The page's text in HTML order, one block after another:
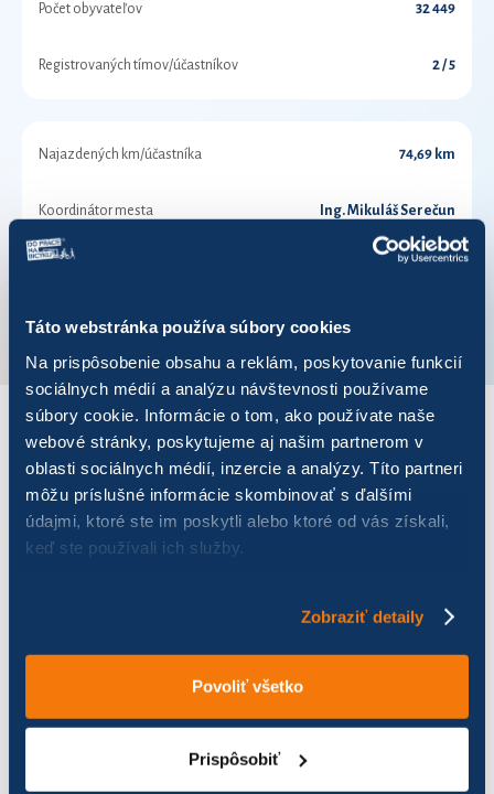
Táto webstránka používa súbory cookies
Na prispôsobenie obsahu a reklám, poskytovanie funkcií
sociálnych médií a analýzu návštevnosti používame
súbory cookie. Informácie o tom, ako používate naše
webové stránky, poskytujeme aj našim partnerom v
oblasti sociálnych médií, inzercie a analýzy. Títo partneri
môžu príslušné informácie skombinovať s ďalšími
údajmi, ktoré ste im poskytli alebo ktoré od vás získali,
keď ste používali ich služby.
Zobraziť detaily
Povoliť všetko
Prispôsobiť
Počet obyvateľov 32 449
Registrovaných tímov/účastníkov 2 / 5
Najazdených km/účastníka 74,69 km
Koordinátor mesta Ing. Mikuláš Serečun
057/48621701
VÚC
VÝSLEDKY PRE ROK 2020
Zobraziť výsledkov
57